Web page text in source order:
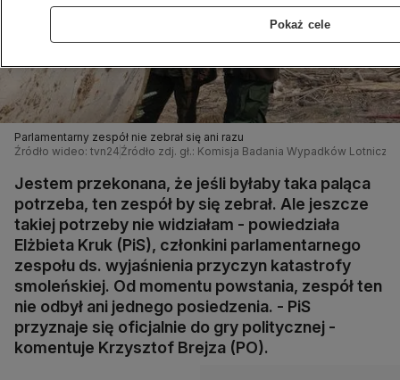
Parlamentarny zespół nie zebrał się ani razu
Źródło wideo: tvn24 Źródło zdj. gł.: Komisja Badania Wypadków
Jestem przekonana, że jeśli byłaby taka paląca
potrzeba, ten zespół by się zebrał. Ale jeszcze
takiej potrzeby nie widziałam - powiedziała
Elżbieta Kruk (PiS), członkini parlamentarnego
zespołu ds. wyjaśnienia przyczyn katastrofy
smoleńskiej. Od momentu powstania, zespół ten
nie odbył ani jednego posiedzenia. - PiS
przyznaje się oficjalnie do gry politycznej -
komentuje Krzysztof Brejza (PO).
Pokaż cele